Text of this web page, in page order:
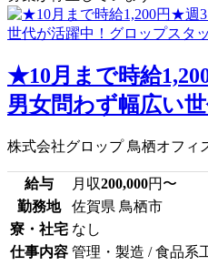
★10月まで時給
男女問わず幅広い
株式会社グロップ 鳥栖オフィ
給与 月収200,000円〜
勤務地
佐賀県 鳥栖市
寮・社宅 なし
仕事内容 管理・製造 / 食品系